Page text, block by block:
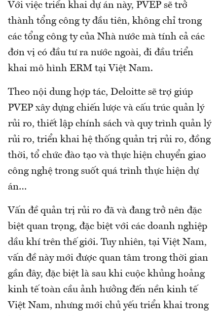
Với việc triển khai dự án này, PVEP sẽ trở
thành tổng công ty đầu tiên, không chỉ trong
các tổng công ty của Nhà nước mà tính cả các
đơn vị có đầu tư ra nước ngoài, đi đầu triển
khai mô hình ERM tại Việt Nam.
Theo nội dung hợp tác, Deloitte sẽ trợ giúp
PVEP xây dựng chiến lược và cấu trúc quản lý
rủi ro, thiết lập chính sách và quy trình quản lý
rủi ro, triển khai hệ thống quản trị rủi ro, đồng
thời, tổ chức đào tạo và thực hiện chuyển giao
công nghệ trong suốt quá trình thực hiện dự
án…
Vấn đề quản trị rủi ro đã và đang trở nên đặc
biệt quan trọng, đặc biệt với các doanh nghiệp
dầu khí trên thế giới. Tuy nhiên, tại Việt Nam,
vấn đề này mới được quan tâm trong thời gian
gần đây, đặc biệt là sau khi cuộc khủng hoảng
kinh tế toàn cầu ảnh hưởng đến nền kinh tế
Việt Nam, nhưng mới chủ yếu triển khai trong